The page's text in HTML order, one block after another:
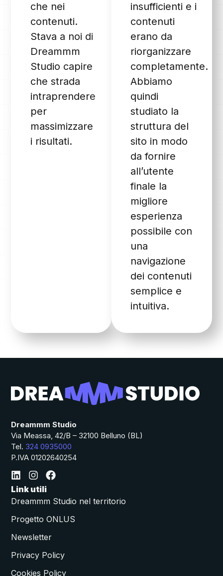
che nei
contenuti.
Stava a noi di
Dreammm
Studio capire
che strada
intraprendere
per
massimizzare
i risultati.
insufficienti e i
contenuti
erano da
riorganizzare
completamente.
Abbiamo
quindi
studiato la
struttura del
sito in modo
da fornire
all’utente
finale la
migliore
esperienza
possibile con
una
navigazione
dei contenuti
semplice e
intuitiva.
Dreammm Studio
Via Meassa, 42/B – 32100 Belluno (BL)
Tel. 324 0935000
P.IVA 01202640254
Link utili
Dreammm Studio nel territorio
Progetto ONLUS
Newsletter
Privacy Policy
Cookies Policy